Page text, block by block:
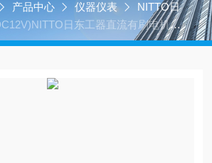
产品中心 仪器仪表
NITTO日
日东工器直流有刷电机真